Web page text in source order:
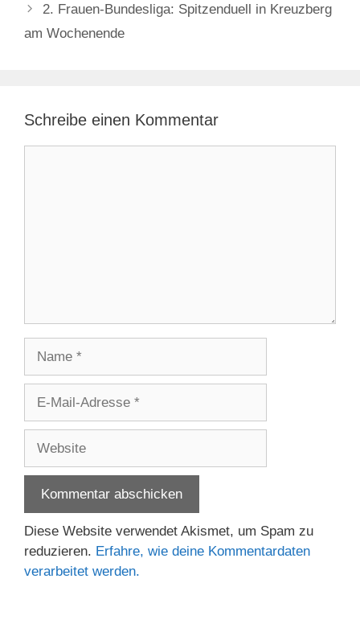
2. Frauen-Bundesliga: Spitzenduell in Kreuzberg
am Wochenende
Schreibe einen Kommentar
Adresse
Diese Website verwendet Akismet, um Spam zu
reduzieren. Erfahre, wie deine Kommentardaten
verarbeitet werden.